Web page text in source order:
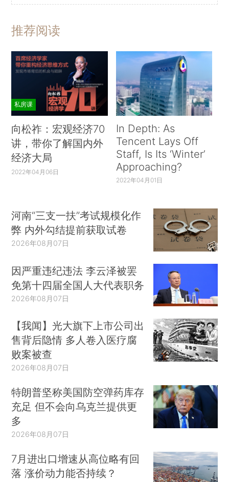
推荐阅读
私房课
向松祚：宏观经济70
讲，带你了解国内外
经济大局
2022年04月06日
In Depth: As
Tencent Lays Off
Staff, Is Its ‘Winter’
Approaching?
2022年04月01日
河南“三支一扶”考试规模化作
弊 内外勾结提前获取试卷
2026年08月07日
因严重违纪违法 李云泽被罢
免第十四届全国人大代表职务
2026年08月07日
【我闻】光大旗下上市公司出
售背后隐情 多人卷入医疗腐
败案被查
2026年08月07日
特朗普坚称美国防空弹药库存
充足 但不会向乌克兰提供更
多
2026年08月07日
7月进出口增速从高位略有回
落 涨价动力能否持续？